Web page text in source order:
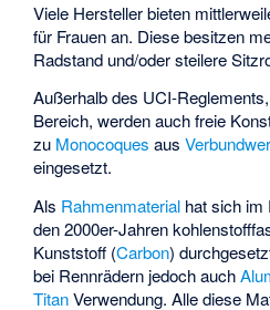
Viele Hersteller bieten
für Frauen an. Diese besitzen
Radstand und/oder steilere
Außerhalb des UCI-
Bereich, werden auch freie
zu Monocoques aus
eingesetzt.
Als Rahmenmaterial hat sich im
den 2000er-Jahren
Kunststoff (Carbon)
bei Rennrädern jedoch auch
TitanVerwendung. Alle diese